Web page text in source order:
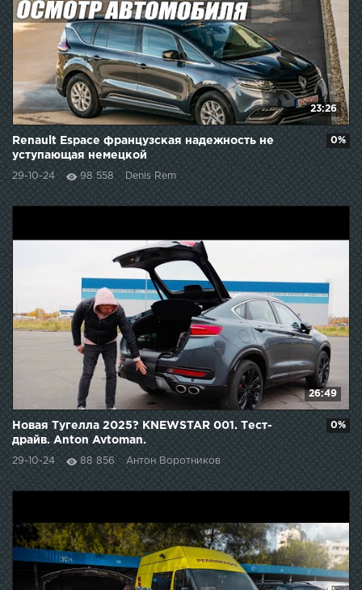
23:26
Renault Espace французская надежность не
уступающая немецкой
29-10-24 98 558 Denis Rem
0%
26:49
Новая Тугелла 2025? KNEWSTAR 001. Тест-
драйв. Anton Avtoman.
29-10-24 88 856 Антон Воротников
0%